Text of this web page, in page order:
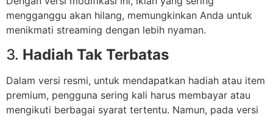
mengganggu akan hilang, memungkinkan Anda untuk
menikmati streaming dengan lebih nyaman.
3. Hadiah Tak Terbatas
Dalam versi resmi, untuk mendapatkan hadiah atau item
premium, pengguna sering kali harus membayar atau
mengikuti berbagai syarat tertentu. Namun, pada versi